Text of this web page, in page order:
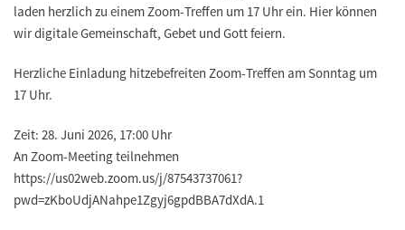
laden herzlich zu einem Zoom-Treffen um 17 Uhr ein. Hier können
wir digitale Gemeinschaft, Gebet und Gott feiern.
Herzliche Einladung hitzebefreiten Zoom-Treffen am Sonntag um
17 Uhr.
Zeit: 28. Juni 2026, 17:00 Uhr
An Zoom-Meeting teilnehmen
https://us02web.zoom.us/j/87543737061?
pwd=zKboUdjANahpe1Zgyj6gpdBBA7dXdA.1